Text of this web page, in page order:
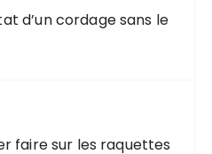
d’un cordage sans le
faire sur les raquettes